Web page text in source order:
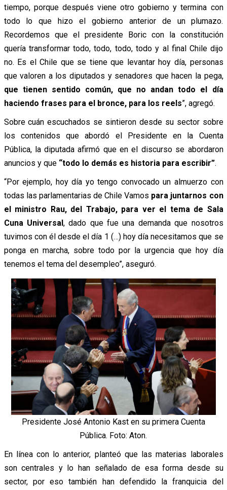
tiempo, porque después viene otro gobierno y termina con
todo lo que hizo el gobierno anterior de un plumazo.
Recordemos que el presidente Boric con la constitución
quería transformar todo, todo, todo, todo y al final Chile dijo
no. Es el Chile que se tiene que levantar hoy día, personas
que valoren a los diputados y senadores que hacen la pega,
que tienen sentido común, que no andan todo el día
haciendo frases para el bronce, para los reels”, agregó.
Sobre cuán escuchados se sintieron desde su sector sobre
los contenidos que abordó el Presidente en la Cuenta
Pública, la diputada afirmó que en el discurso se abordaron
anuncios y que “todo lo demás es historia para escribir”.
“Por ejemplo, hoy día yo tengo convocado un almuerzo con
todas las parlamentarias de Chile Vamos para juntarnos con
el ministro Rau, del Trabajo, para ver el tema de Sala
Cuna Universal , dado que fue una demanda que nosotros
tuvimos con él desde el día 1 (…) hoy día necesitamos que se
ponga en marcha, sobre todo por la urgencia que hoy día
tenemos el tema del desempleo”, aseguró.
Presidente José Antonio Kast en su primera Cuenta
Pública. Foto: Aton.
En línea con lo anterior, planteó que las materias laborales
son centrales y lo han señalado de esa forma desde su
sector, por eso también han defendido la franquicia del